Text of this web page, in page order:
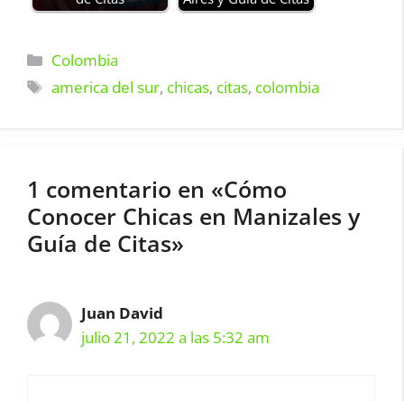
Categorías
Colombia
Etiquetas
america del sur, chicas, citas, colombia
1 comentario en «Cómo
Conocer Chicas en Manizales y
Guía de Citas»
Juan David
julio 21, 2022 a las 5:32 am